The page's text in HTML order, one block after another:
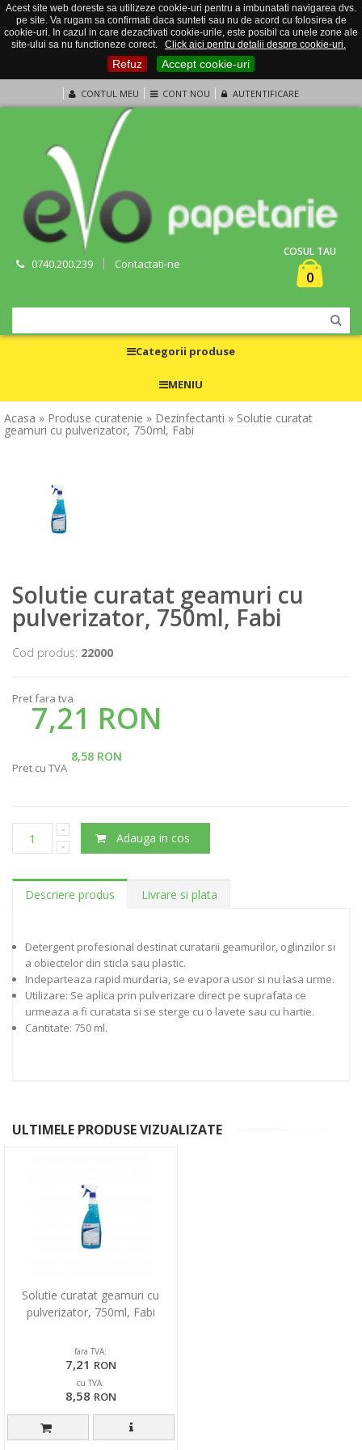
Acest site web doreste sa utilizeze cookie-uri pentru a imbunatati navigarea dvs.
pe site. Va rugam sa confirmati daca sunteti sau nu de acord cu folosirea de
cookie-uri. In cazul in care dezactivati cookie-urile, este posibil ca unele zone ale
site-ului sa nu functioneze corect.
Click aici pentru detalii despre cookie-uri.
Refuz Accept cookie-uri
CONTUL MEU CONT NOU AUTENTIFICARE
0740.200.239 Contactati-ne
COSUL TAU
0
Categorii produse
MENIU
Acasa » Produse curatenie » Dezinfectanti » Solutie curatat
geamuri cu pulverizator, 750ml, Fabi
Solutie curatat geamuri cu
pulverizator, 750ml, Fabi
Cod produs: 22000
Pret fara tva
7,21 RON
8,58 RON
Pret cu TVA
Adauga in cos
Descriere produs Livrare si plata
Detergent profesional destinat curatarii geamurilor, oglinzilor si
a obiectelor din sticla sau plastic.
Indeparteaza rapid murdaria, se evapora usor si nu lasa urme.
Utilizare: Se aplica prin pulverizare direct pe suprafata ce
urmeaza a fi curatata si se sterge cu o lavete sau cu hartie.
Cantitate: 750 ml.
ULTIMELE PRODUSE VIZUALIZATE
Solutie curatat geamuri cu
pulverizator, 750ml, Fabi
fara TVA:
7,21 RON
cu TVA:
8,58 RON